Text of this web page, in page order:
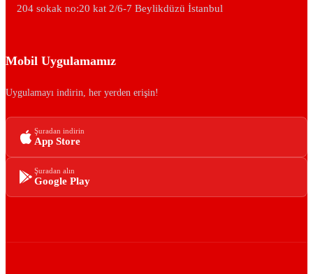
204 sokak no:20 kat 2/6-7 Beylikdüzü İstanbul
Mobil Uygulamamız
Uygulamayı indirin, her yerden erişin!
Şuradan indirin
App Store
Şuradan alın
Google Play